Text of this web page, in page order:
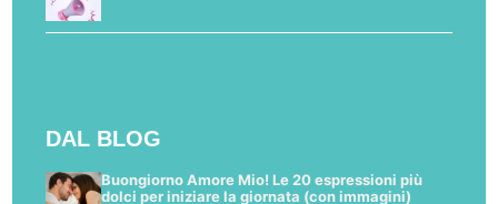
DAL BLOG
Buongiorno Amore Mio! Le 20 espressioni più
dolci per iniziare la giornata (con immagini)